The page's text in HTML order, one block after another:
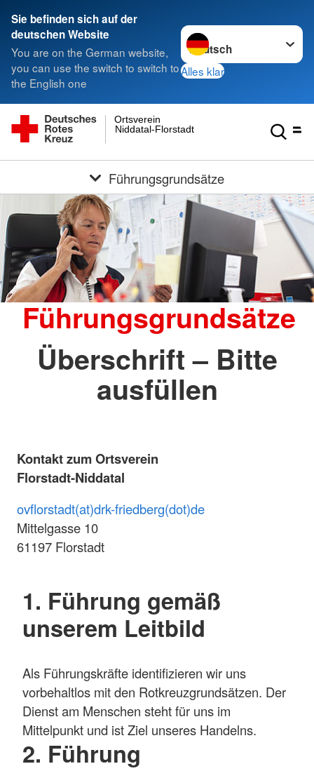
Sie befinden sich auf der
deutschen Website
You are on the German website,
you can use the switch to switch to
the English one
Sprache wechseln zu
Alles klar
Niddatal-Florstadt
Ortsverein
Führungsgrundsätze
Führungsgrundsätze
Überschrift – Bitte
ausfüllen
Kontakt zum Ortsverein
Florstadt-Niddatal
ovflorstadt(at)drk-friedberg(dot)de
Mittelgasse 10
61197 Florstadt
1. Führung gemäß
unserem Leitbild
Als Führungskräfte identifizieren wir uns
vorbehaltlos mit den Rotkreuzgrundsätzen. Der
Dienst am Menschen steht für uns im
Mittelpunkt und ist Ziel unseres Handelns.
2. Führung